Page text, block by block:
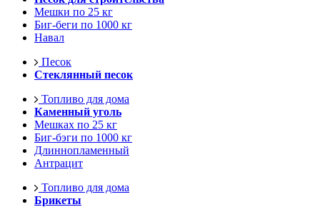
Мешки по 25 кг
Биг-беги по 1000 кг
Навал
Песок
Стеклянный песок
Топливо для дома
Каменный уголь
Мешках по 25 кг
Биг-бэги по 1000 кг
Длиннопламенный
Антрацит
Топливо для дома
Брикеты